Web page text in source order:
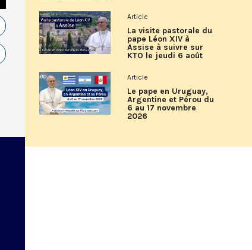
Article
La visite pastorale du
pape Léon XIV à
Assise à suivre sur
KTO le jeudi 6 août
Article
Le pape en Uruguay,
Argentine et Pérou du
6 au 17 novembre
2026